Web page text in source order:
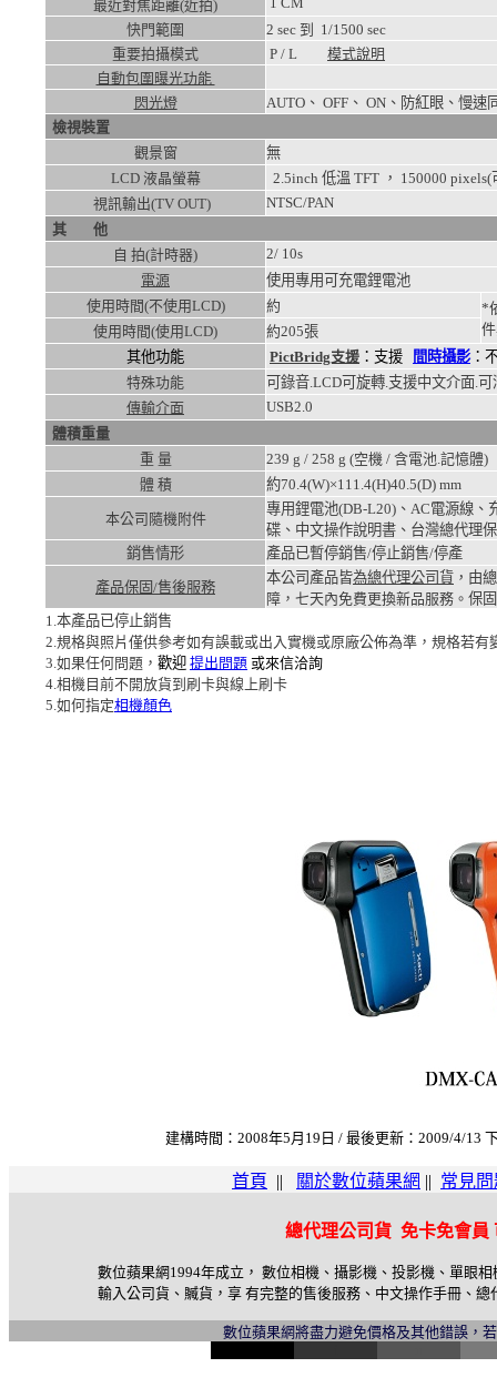
最近對焦距離(近拍)
快門範圍
2 sec 到 1/1500 sec
重要拍攝模式
P / L
模式說明
自動包圍曝光功能
閃光燈
AUTO、 OFF、 ON、防紅眼、
檢視裝置
觀景窗
無
LCD 液晶螢幕
2.5inch 低溫 TFT ， 150000 pixels(
視訊輸出(TV OUT)
NTSC/PAN
其 他
自 拍(計時器)
2/ 10s
電源
使用專用可充電鋰電池
使用時間(不使用LCD)
約
*
使用時間(使用LCD) 約205張
其他功能
PictBridg支援 ：支援 間時攝影 ：
特殊功能
可錄音.LCD可旋轉.支援中文介面.
傳輸介面
USB2.0
體積重量
重 量
239 g / 258 g (空機 / 含電池.記憶體)
體 積
約70.4(W)×111.4(H)40.5(D) mm
本公司隨機附件
專用鋰電池(DB-L20)、AC電源線、
碟、中文操作說明書、台灣總代理
銷售情形
產品已暫停銷售/停止銷售/停產
產品保固/售後服務
本公司產品皆為總代理公司貨 ，由
障，七天內免費更換新品服務。 保
1.本產品已停止銷售
2.規格與照片僅供參考如有誤載或出入實機或原廠公佈為準，規格若有
3.如果任何問題， 歡迎 提出問題 或來信洽詢
4.相機目前不開放貨到刷卡與線上刷卡
5.如何指定相機顏色
建構時間：2008年5月19日 / 最後更新：2009/4/
首頁 || 關於數位蘋果網 || 常見
總代理公司貨 免卡免會
數位蘋果網1994年成立， 數位相機、攝影機、投影機、單眼
輸入公司貨、贓貨，享 有完整的售後服務、中文操作手冊、
數位蘋果網將盡力避免價格及其他錯誤，